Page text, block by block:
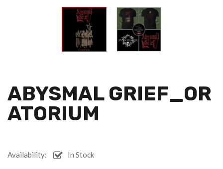
ABYSMAL GRIEF_OR
ATORIUM
Availability: In Stock